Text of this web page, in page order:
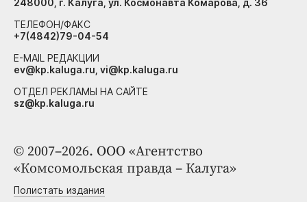
© 2007–2026. ООО «Агентство
«Комсомольская правда – Калуга»
Полистать издания
248000, г. Калуга, ул. Космонавта Комарова, д. 36
ТЕЛЕФОН/ФАКС
+7(4842)79-04-54
E-MAIL РЕДАКЦИИ
ev@kp.kaluga.ru, vi@kp.kaluga.ru
ОТДЕЛ РЕКЛАМЫ НА САЙТЕ
sz@kp.kaluga.ru